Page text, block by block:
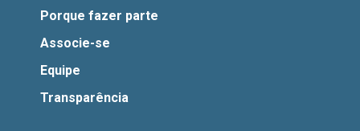
Porque fazer parte
Associe-se
Equipe
Transparência